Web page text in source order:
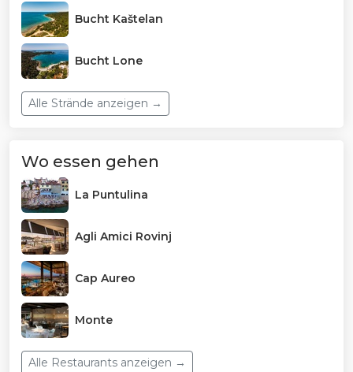
Bucht Kaštelan
Bucht Lone
Alle Strände anzeigen →
Wo essen gehen
La Puntulina
Agli Amici Rovinj
Cap Aureo
Monte
Alle Restaurants anzeigen →